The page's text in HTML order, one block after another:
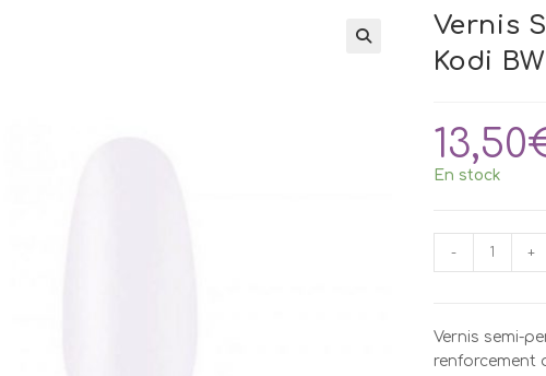
Vernis
Kodi
13,50
En stock
quantité
de
Permanent
Kodi
- +
Vernis semi-
renforcement